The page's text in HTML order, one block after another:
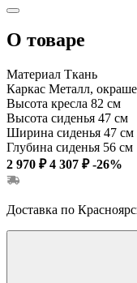
О товаре
Материал Ткань
Каркас Металл,
Высота кресла 82 см
Высота сиденья 47 см
Ширина сиденья 47 см
Глубина сиденья 56 см
2 970 ₽ 4 307 ₽ -26%
Доставка по